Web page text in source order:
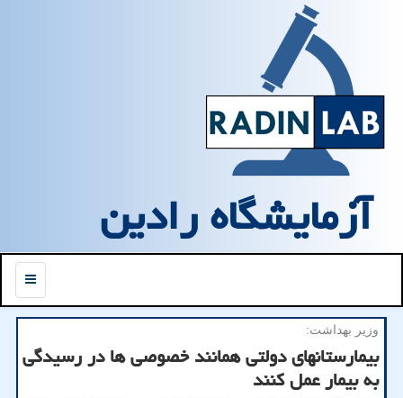
آزمایشگاه رادین
منو
وزیر بهداشت:
بیمارستانهای دولتی همانند خصوصی ها در رسیدگی
به بیمار عمل کنند